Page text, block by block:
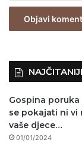
z
Gospina poruka
se pokajati ni vi
vaše djece…
01/01/2024